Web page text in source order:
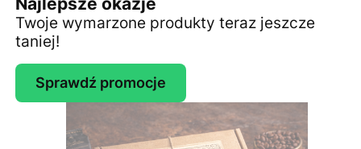
Twoje wymarzone produkty teraz jeszcze
taniej!
Sprawdź promocje